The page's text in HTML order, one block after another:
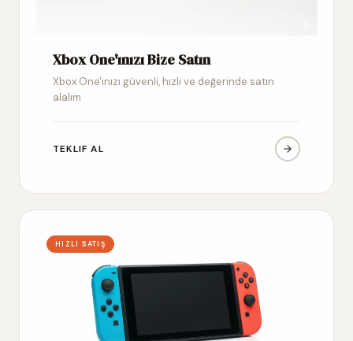
Xbox One'ınızı Bize Satın
Xbox One'ınızı güvenli, hızlı ve değerinde satın
alalım
TEKLIF AL
HIZLI SATIŞ